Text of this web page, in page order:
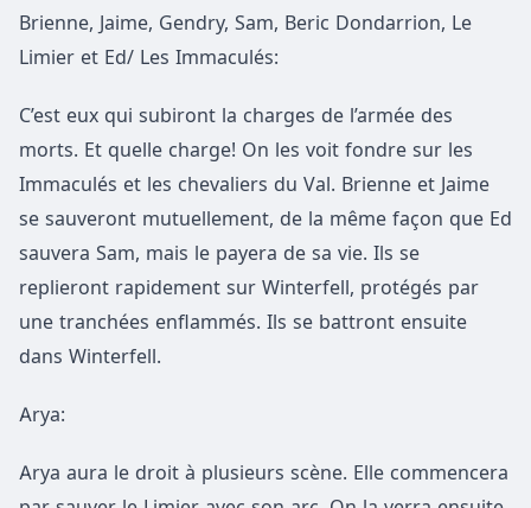
Brienne, Jaime, Gendry, Sam, Beric Dondarrion, Le
Limier et Ed/ Les Immaculés:
C’est eux qui subiront la charges de l’armée des
morts. Et quelle charge! On les voit fondre sur les
Immaculés et les chevaliers du Val. Brienne et Jaime
se sauveront mutuellement, de la même façon que Ed
sauvera Sam, mais le payera de sa vie. Ils se
replieront rapidement sur Winterfell, protégés par
une tranchées enflammés. Ils se battront ensuite
dans Winterfell.
Arya:
Arya aura le droit à plusieurs scène. Elle commencera